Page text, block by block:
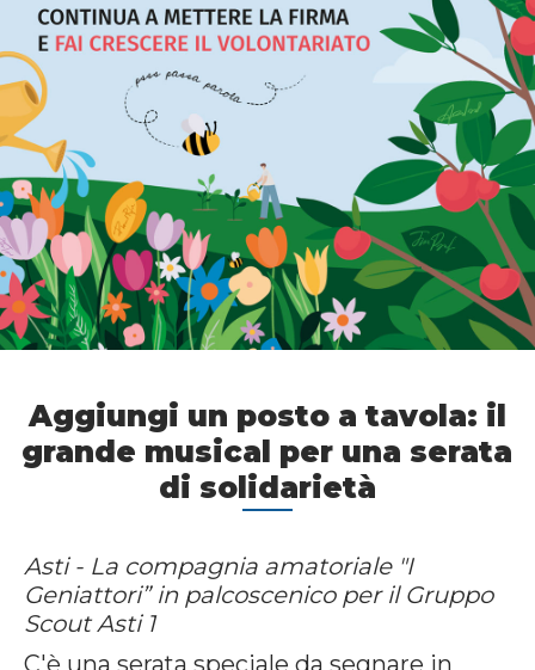
Aggiungi un posto a tavola: il
grande musical per una serata
di solidarietà
Asti - La compagnia amatoriale "I
Geniattori” in palcoscenico per il Gruppo
Scout Asti 1
C'è una serata speciale da segnare in